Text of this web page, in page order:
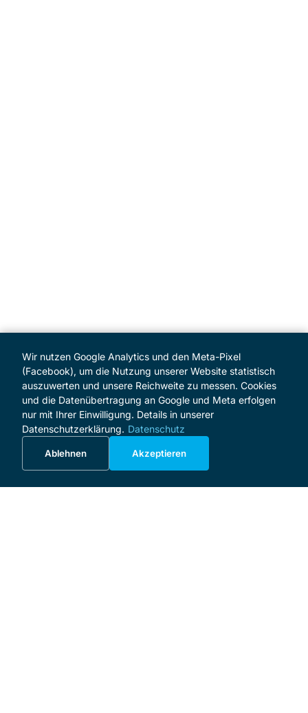
MENÜ
Wir nutzen Google Analytics und den Meta-Pixel
(Facebook), um die Nutzung unserer Website statistisch
auszuwerten und unsere Reichweite zu messen. Cookies
und die Datenübertragung an Google und Meta erfolgen
nur mit Ihrer Einwilligung. Details in unserer
Datenschutzerklärung. Datenschutz
Ablehnen Akzeptieren